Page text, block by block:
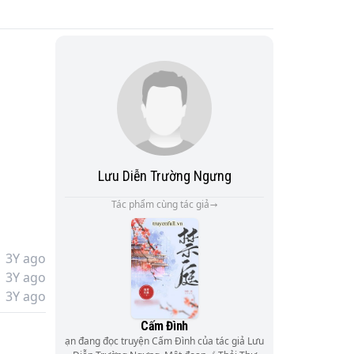
3Y ago
3Y ago
3Y ago
Lưu Diễn Trường Ngưng
Tác phẩm cùng tác giả
Cấm Đình
ạn đang đọc truyện Cấm Đình của tác giả Lưu